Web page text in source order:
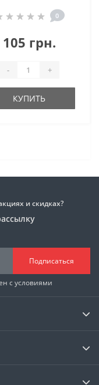
0
105 грн.
- +
КУПИТЬ
и скидках?
Подписаться
с условиями